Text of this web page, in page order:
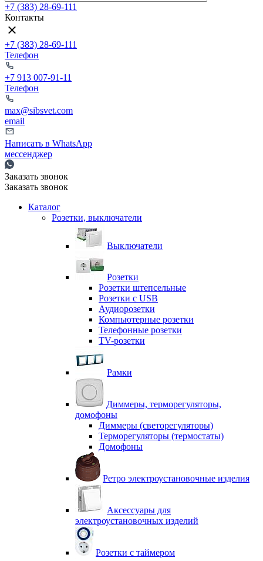
+7 (383) 28-69-111
Контакты
+7 (383) 28-69-111
Телефон
+7 913 007-91-11
Телефон
max@sibsvet.com
email
Написать в WhatsApp
мессенджер
Заказать звонок
Заказать звонок
Каталог
Розетки, выключатели
Выключатели
Розетки
Розетки штепсельные
Розетки с USB
Аудиорозетки
Компьютерные розетки
Телефонные розетки
TV-розетки
Рамки
Диммеры, терморегуляторы,
домофоны
Диммеры (светорегуляторы)
Терморегуляторы (термостаты)
Домофоны
Ретро электроустановочные изделия
Аксессуары для
электроустановочных изделий
Розетки с таймером